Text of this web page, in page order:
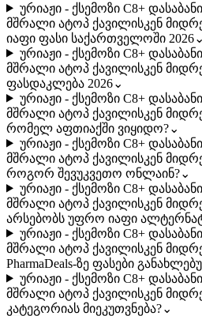
ურიაჟი - ქსემოზი C8+
მშრალი ატოპ ქავილისკენ
იაფი ფასი საქართველოში 2026⌄
ურიაჟი - ქსემოზი C8+
მშრალი ატოპ ქავილისკენ
ფასდაკლება 2026⌄
ურიაჟი - ქსემოზი C8+
მშრალი ატოპ ქავილისკენ
რომელ აფთიაქში ვიყიდო?⌄
ურიაჟი - ქსემოზი C8+
მშრალი ატოპ ქავილისკენ
როგორ შევუკვეთო ონლაინ?⌄
ურიაჟი - ქსემოზი C8+
მშრალი ატოპ ქავილისკენ
არსებობს უფრო იაფი
ურიაჟი - ქსემოზი C8+
მშრალი ატოპ ქავილისკენ
PharmaDeals-ზე ფასები
ურიაჟი - ქსემოზი C8+
მშრალი ატოპ ქავილისკენ
კატეგორიას მიეკუთვნება?⌄